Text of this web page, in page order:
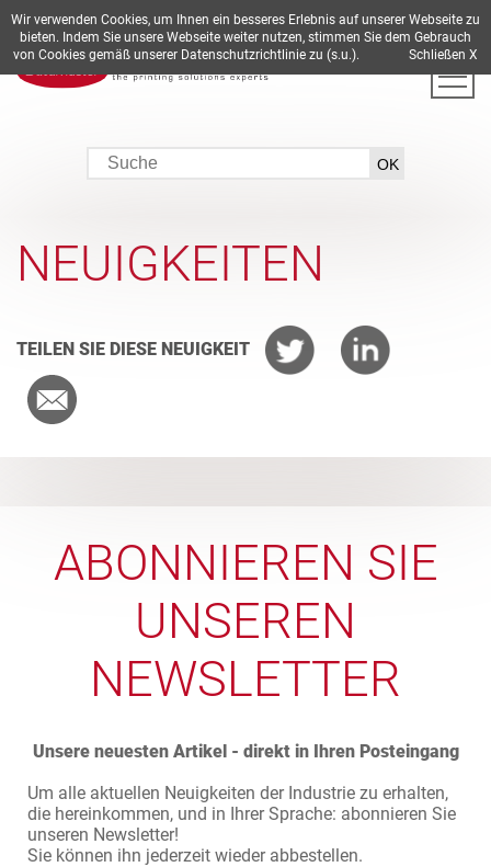
DE EN ES FR IT
NEUIGKEITEN
TEILEN SIE DIESE NEUIGKEIT
ABONNIEREN SIE
UNSEREN
NEWSLETTER
Unsere neuesten Artikel - direkt in Ihren Posteingang
Um alle aktuellen Neuigkeiten der Industrie zu erhalten,
die hereinkommen, und in Ihrer Sprache: abonnieren Sie
unseren Newsletter!
Sie können ihn jederzeit wieder abbestellen.
Wir verwenden Cookies, um Ihnen ein besseres Erlebnis auf unserer Webseite zu
bieten. Indem Sie unsere Webseite weiter nutzen, stimmen Sie dem Gebrauch
von Cookies gemäß unserer Datenschutzrichtlinie zu (s.u.). Schließen X